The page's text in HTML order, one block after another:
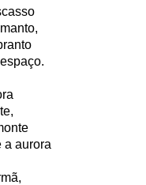
a aurora